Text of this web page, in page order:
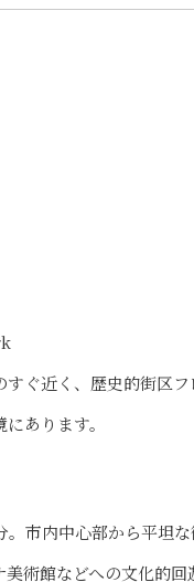
ぐ近く、歴史的街区
あります。
市内中心部から平坦
術館などへの文化的回